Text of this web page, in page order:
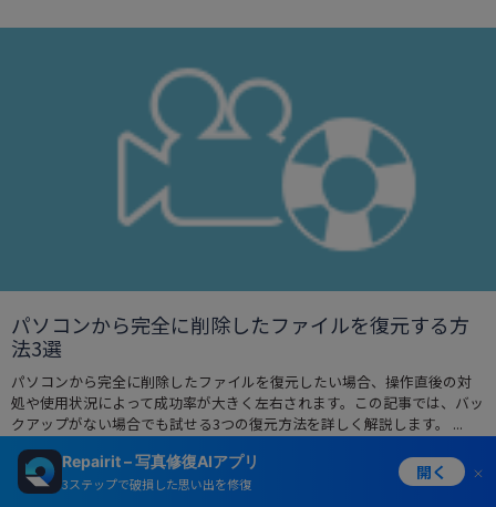
Repairit – 写真修復AIアプリ
3ステップで破損した思い出を修復
開く
パソコンから完全に削除したファイルを復元する方
法3選
パソコンから完全に削除したファイルを復元したい場合、操作直後の対
処や使用状況によって成功率が大きく左右されます。この記事では、バッ
クアップがない場合でも試せる3つの復元方法を詳しく解説します。 ...
もっと見る >